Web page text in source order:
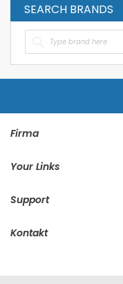
SEARCH BRANDS
Firma
Your Links
Support
Kontakt